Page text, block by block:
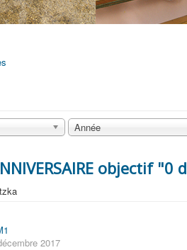
Année
objectif "0
2017